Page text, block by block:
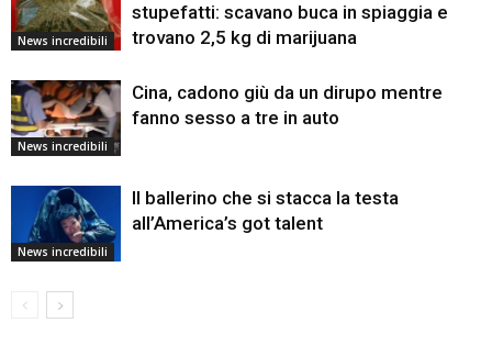
News incredibili
stupefatti: scavano buca in spiaggia e
trovano 2,5 kg di marijuana
News incredibili
Cina, cadono giù da un dirupo mentre
fanno sesso a tre in auto
News incredibili
Il ballerino che si stacca la testa
all’America’s got talent